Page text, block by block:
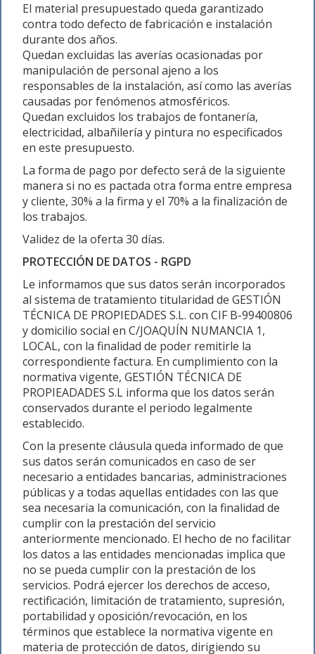
El material presupuestado queda garantizado
contra todo defecto de fabricación e instalación
durante dos años.
Quedan excluidas las averías ocasionadas por
manipulación de personal ajeno a los
responsables de la instalación, así como las averías
causadas por fenómenos atmosféricos.
Quedan excluidos los trabajos de fontanería,
electricidad, albañilería y pintura no especificados
en este presupuesto.
La forma de pago por defecto será de la siguiente
manera si no es pactada otra forma entre empresa
y cliente, 30% a la firma y el 70% a la finalización de
los trabajos.
Validez de la oferta 30 días.
PROTECCIÓN DE DATOS - RGPD
Le informamos que sus datos serán incorporados
al sistema de tratamiento titularidad de GESTIÓN
TÉCNICA DE PROPIEDADES S.L. con CIF B-99400806
y domicilio social en C/JOAQUÍN NUMANCIA 1,
LOCAL, con la finalidad de poder remitirle la
correspondiente factura. En cumplimiento con la
normativa vigente, GESTIÓN TÉCNICA DE
PROPIEADADES S.L informa que los datos serán
conservados durante el periodo legalmente
establecido.
Con la presente cláusula queda informado de que
sus datos serán comunicados en caso de ser
necesario a entidades bancarias, administraciones
públicas y a todas aquellas entidades con las que
sea necesaria la comunicación, con la finalidad de
cumplir con la prestación del servicio
anteriormente mencionado. El hecho de no facilitar
los datos a las entidades mencionadas implica que
no se pueda cumplir con la prestación de los
servicios. Podrá ejercer los derechos de acceso,
rectificación, limitación de tratamiento, supresión,
portabilidad y oposición/revocación, en los
términos que establece la normativa vigente en
materia de protección de datos, dirigiendo su